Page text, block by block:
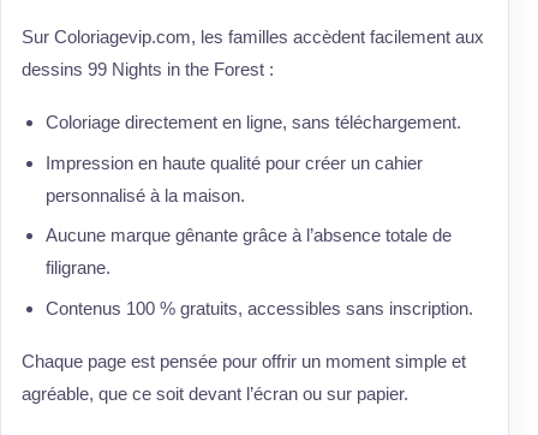
Sur Coloriagevip.com, les familles accèdent facilement aux
dessins 99 Nights in the Forest :
Coloriage directement en ligne, sans téléchargement.
Impression en haute qualité pour créer un cahier
personnalisé à la maison.
Aucune marque gênante grâce à l’absence totale de
filigrane.
Contenus 100 % gratuits, accessibles sans inscription.
Chaque page est pensée pour offrir un moment simple et
agréable, que ce soit devant l’écran ou sur papier.